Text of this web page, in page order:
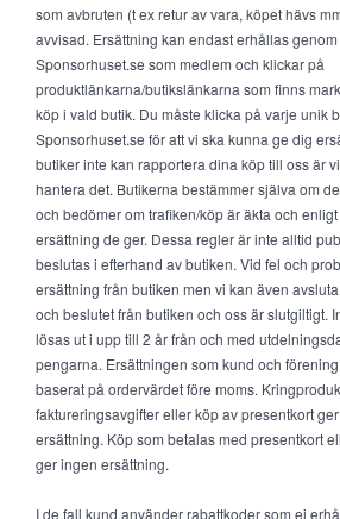
som avbruten (t ex retur av vara, köpet hävs
avvisad. Ersättning kan endast erhållas
Sponsorhuset.se som medlem och klickar på
produktlänkarna/butikslänkarna som finns
köp i vald butik. Du måste klicka på varje unik
Sponsorhuset.se för att vi ska kunna ge dig
butiker inte kan rapportera dina köp till oss är
hantera det. Butikerna bestämmer själva om
och bedömer om trafiken/köp är äkta och
ersättning de ger. Dessa regler är inte alltid
beslutas i efterhand av butiken. Vid fel och
ersättning från butiken men vi kan även
och beslutet från butiken och oss är slutgiltigt.
lösas ut i upp till 2 år från och med
pengarna. Ersättningen som kund och
baserat på ordervärdet före moms.
faktureringsavgifter eller köp av presentkort
ersättning. Köp som betalas med presentkort
ger ingen ersättning.
I de fall kund använder rabattkoder som ej